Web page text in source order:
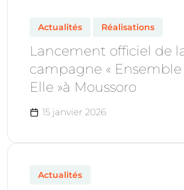
Actualités Réalisations
Lancement officiel de
campagne «
Elle »à Moussoro
15 janvier 2026
Actualités